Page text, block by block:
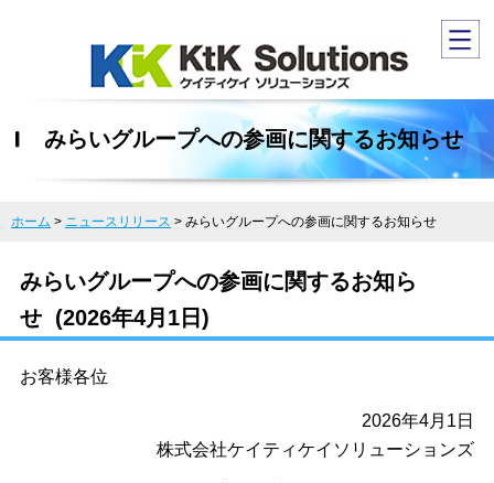
みらいグループへの参画に関するお知らせ
ホーム > ニュースリリース > みらいグループへの参画に関するお知らせ
みらいグループへの参画に関するお知ら
せ (2026年4月1日)
お客様各位
2026年4月1日
株式会社ケイティケイソリューションズ